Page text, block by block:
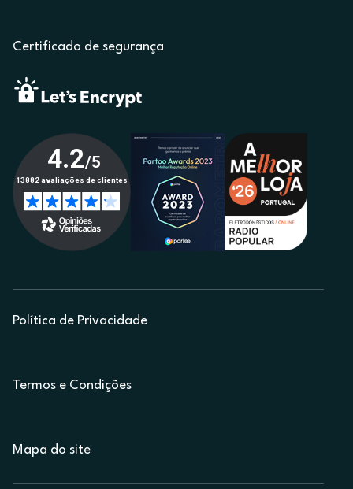
Certificado de segurança
Política de Privacidade
Termos e Condições
Mapa do site